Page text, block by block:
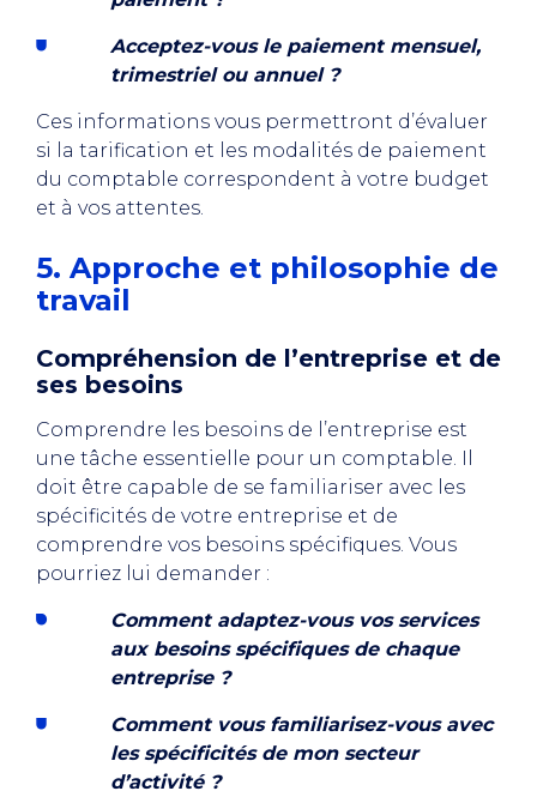
Acceptez-vous le paiement mensuel,
trimestriel ou annuel ?
Ces informations vous permettront d’évaluer
si la tarification et les modalités de paiement
du comptable correspondent à votre budget
et à vos attentes.
5. Approche et philosophie de
travail
Compréhension de l’entreprise et de
ses besoins
Comprendre les besoins de l’entreprise est
une tâche essentielle pour un comptable. Il
doit être capable de se familiariser avec les
spécificités de votre entreprise et de
comprendre vos besoins spécifiques. Vous
pourriez lui demander :
Comment adaptez-vous vos services
aux besoins spécifiques de chaque
entreprise ?
Comment vous familiarisez-vous avec
les spécificités de mon secteur
d’activité ?